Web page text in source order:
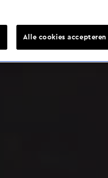
Alle cookies accepteren